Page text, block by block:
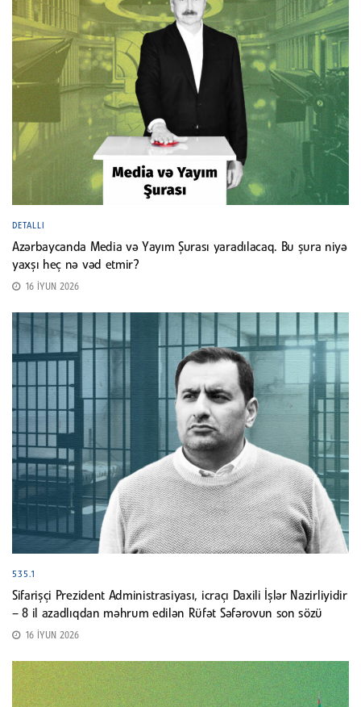
DETALLI
Azərbaycanda Media və Yayım Şurası yaradılacaq. Bu şura niyə
yaxşı heç nə vəd etmir?
16 İYUN 2026
535.1
Sifarişçi Prezident Administrasiyası, icraçı Daxili İşlər Nazirliyidir
– 8 il azadlıqdan məhrum edilən Rüfət Səfərovun son sözü
16 İYUN 2026